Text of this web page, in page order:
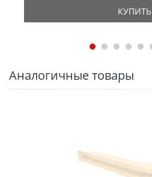
КУПИТЬ
Аналогичные товары